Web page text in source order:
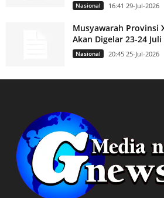
Nasional 16:41 29-Jul-2026
Musyawarah Provinsi
Akan Digelar 23-24 Juli
Nasional 20:45 25-Jul-2026